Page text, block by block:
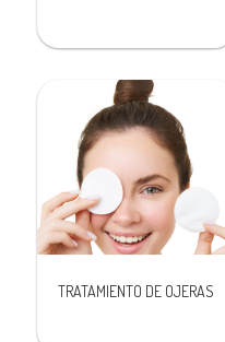
TRATAMIENTO DE OJERAS